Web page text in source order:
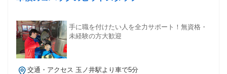
手に職を付けたい人を全力サポート！無資格・
未経験の方大歓迎
交通・アクセス 玉ノ井駅より車で5分